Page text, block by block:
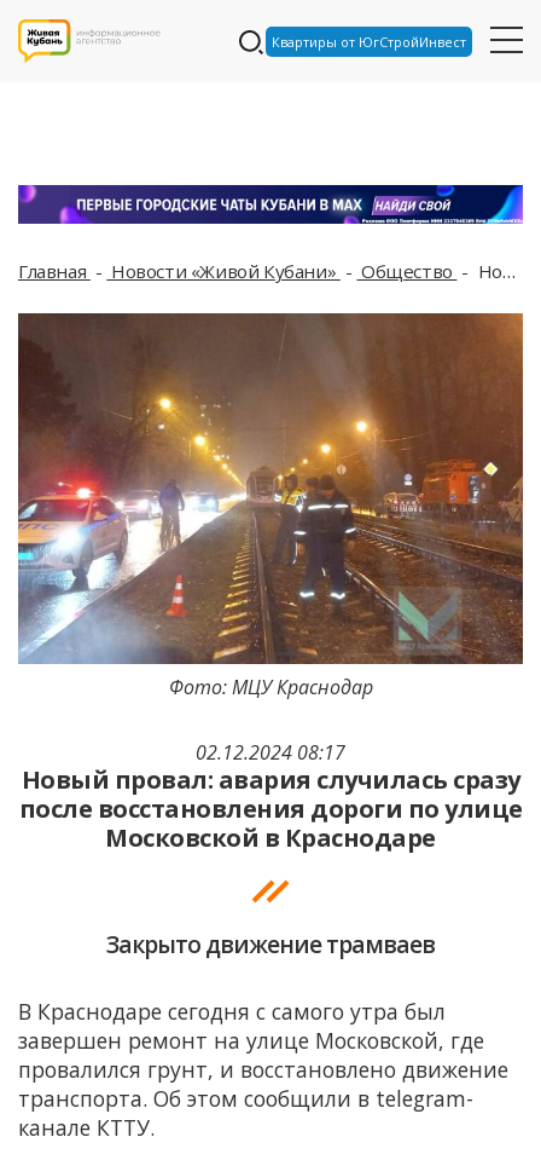
Квартиры от ЮгСтройИнвест
Главная Новости «Живой Кубани» Общество Новый провал: авария случилась сразу после восстановления дороги по улице Московской в Краснодаре
02.12.2024 08:17
Новый провал: авария случилась сразу
после восстановления дороги по улице
Московской в Краснодаре
Закрыто движение трамваев
Фото: МЦУ Краснодар
В Краснодаре сегодня с самого утра был
завершен ремонт на улице Московской, где
провалился грунт, и восстановлено движение
транспорта. Об этом сообщили в telegram-
канале КТТУ.